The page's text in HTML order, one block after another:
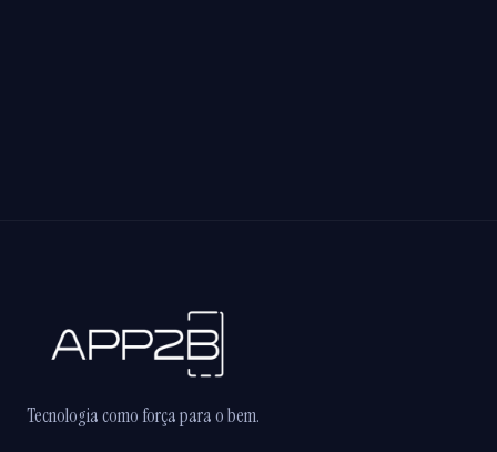
Tecnologia como força para o bem.